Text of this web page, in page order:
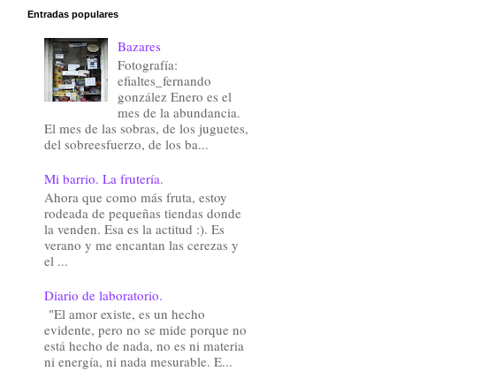
Entradas populares
Bazares
Fotografía:
efialtes_fernando
gonzález Enero es el
mes de la abundancia.
El mes de las sobras, de los juguetes,
del sobreesfuerzo, de los ba...
Mi barrio. La frutería.
Ahora que como más fruta, estoy
rodeada de pequeñas tiendas donde
la venden. Esa es la actitud :). Es
verano y me encantan las cerezas y
el ...
Diario de laboratorio.
"El amor existe, es un hecho
evidente, pero no se mide porque no
está hecho de nada, no es ni materia
ni energía, ni nada mesurable. E...